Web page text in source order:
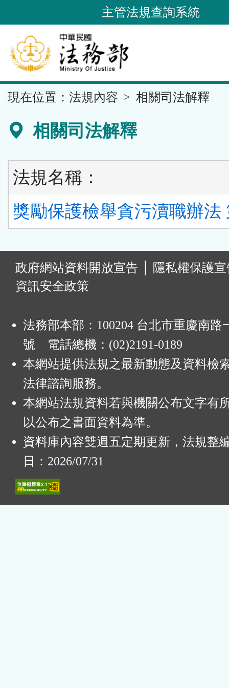
到
要
內
容
區
主管法規查詢系統
現在位置： 法規內容 相關司法解釋
相關司法解釋
法規名稱：
獎勵保護檢舉貪污瀆職辦法
政府網站資料開放宣告
隱私權保護
資訊安全政策
法務部本部：100204 台北市重慶南路
號 電話總機：(02)2191-0189
本網站提供法規之最新動態及資料檢
法律諮詢服務。
本網站法規資料若與機關公布文字有
以公布之書面資料為準。
資料庫內容雙週五定期更新，法規整
日：2026/07/31